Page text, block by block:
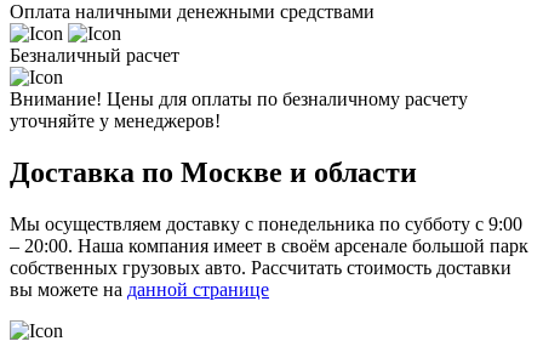
Оплата наличными денежными средствами
Безналичный расчет
Внимание! Цены для оплаты по безналичному расчету
уточняйте у менеджеров!
Доставка по Москве и области
Мы осуществляем доставку с понедельника по субботу с 9:00
– 20:00. Наша компания имеет в своём арсенале большой парк
собственных грузовых авто. Рассчитать стоимость доставки
вы можете на данной странице